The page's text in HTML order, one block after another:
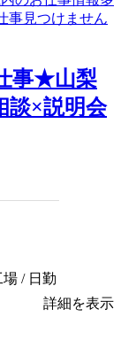
事★山梨
談×説明会
/ 日勤
詳細を表示